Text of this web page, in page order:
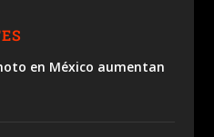
en México aumentan